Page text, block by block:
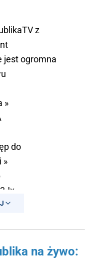
z
jest ogromna
»
do
»
na żywo: